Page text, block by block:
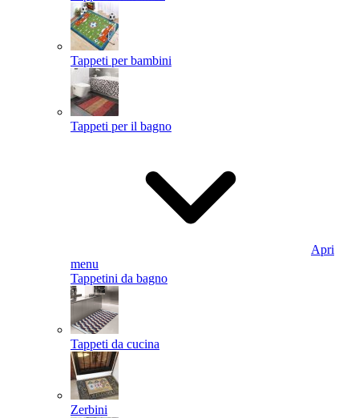
Tappeti per bambini
Tappeti per il bagno
Apri
menu
Tappetini da bagno
Tappeti da cucina
Zerbini